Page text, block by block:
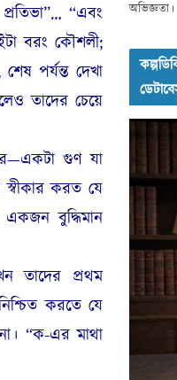
“এবং
বরং কৌশলী;
পর্যন্ত দেখা
তাদের চেয়ে
গুণ যা
করত যে
বুদ্ধিমান
তাদের প্রথম
করতে যে
“ক-এর মাথা
অভিজ্ঞতা।